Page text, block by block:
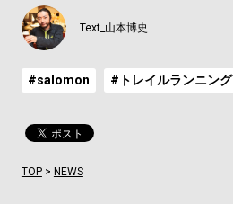
Text_山本博史
#salomon #トレイルランニング
TOP> NEWS